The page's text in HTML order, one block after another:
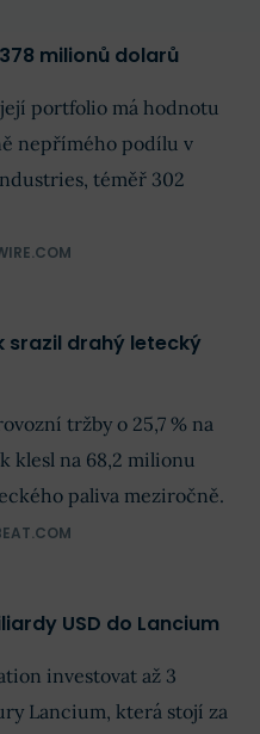
milionů dolarů
portfolio má hodnotu
nepřímého podílu v
téměř 302
srazil drahý letecký
tržby o 25,7 % na
klesl na 68,2 milionu
paliva meziročně.
USD do Lancium
investovat až 3
Lancium, která stojí za